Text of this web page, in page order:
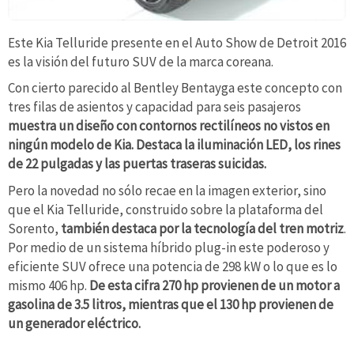
Este Kia Telluride presente en el Auto Show de Detroit 2016
es la visión del futuro SUV de la marca coreana.
Con cierto parecido al Bentley Bentayga este concepto con
tres filas de asientos y capacidad para seis pasajeros
muestra un diseño con contornos rectilíneos no vistos en
ningún modelo de Kia. Destaca la iluminación LED, los rines
de 22 pulgadas y las puertas traseras suicidas.
Pero la novedad no sólo recae en la imagen exterior, sino
que el Kia Telluride, construido sobre la plataforma del
Sorento, también destaca por la tecnología del tren motriz.
Por medio de un sistema híbrido plug-in este poderoso y
eficiente SUV ofrece una potencia de 298 kW o lo que es lo
mismo 406 hp. De esta cifra 270 hp provienen de un motor a
gasolina de 3.5 litros, mientras que el 130 hp provienen de
un generador eléctrico.